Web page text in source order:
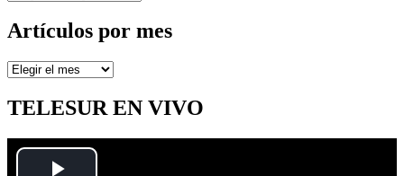
Artículos por mes
Artículos
mes
TELESUR EN VIVO